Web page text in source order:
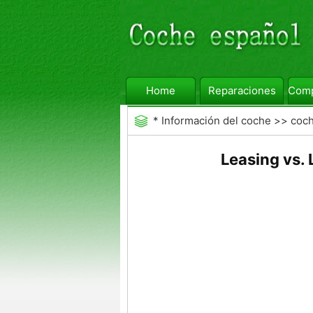
Home Reparaciones
* Información del coche >>
Leasing vs.